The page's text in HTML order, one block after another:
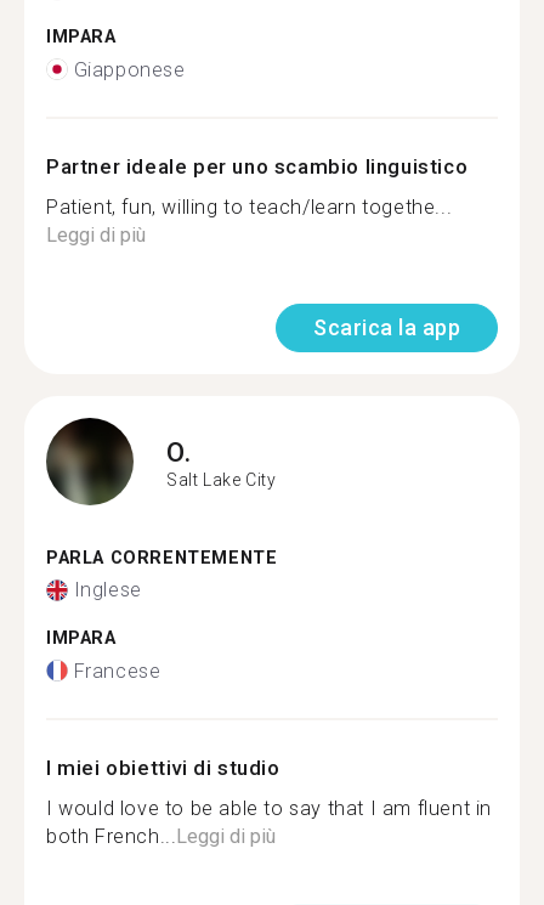
IMPARA
Giapponese
Partner ideale per uno scambio linguistico
Patient, fun, willing to teach/learn togethe...
Leggi di più
Scarica la app
O.
Salt Lake City
PARLA CORRENTEMENTE
Inglese
IMPARA
Francese
I miei obiettivi di studio
I would love to be able to say that I am fluent in
both French... Leggi di più